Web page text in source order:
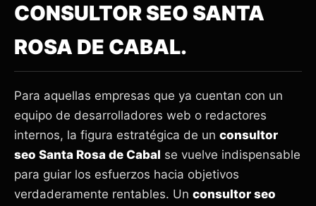
CONSULTOR SEO SANTA
ROSA DE CABAL.
Para aquellas empresas que ya cuentan con un
equipo de desarrolladores web o redactores
internos, la figura estratégica de un consultor
seo Santa Rosa de Cabal se vuelve indispensable
para guiar los esfuerzos hacia objetivos
verdaderamente rentables. Un consultor seo